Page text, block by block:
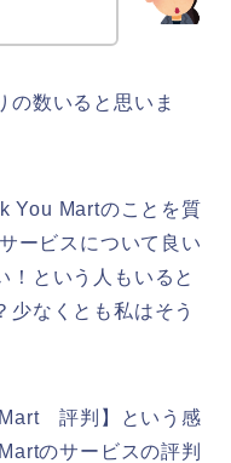
の数いると思いま
You Martのことを質
ービスについて良い
！という人もいると
少なくとも私はそう
評判】という感
のサービスの評判